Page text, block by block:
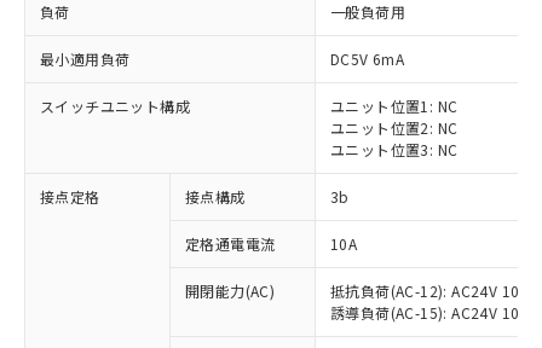
負荷 一般負荷用
最小適用負荷 DC5V 6mA
スイッチユニット構成
ユニット位置1: NC
ユニット位置2: NC
ユニット位置3: NC
接点定格 接点構成 3b
定格通電電流 10A
開閉能力(AC)
抵抗負荷(AC-12): AC24V 10A/
誘導負荷(AC-15): AC24V
※1 対応状況
対応済み：EU RoHS指令（10物質）の
非含有に対応した製品が提供可能な商品で
対応予定：EU RoHS指令（10物質）の非含